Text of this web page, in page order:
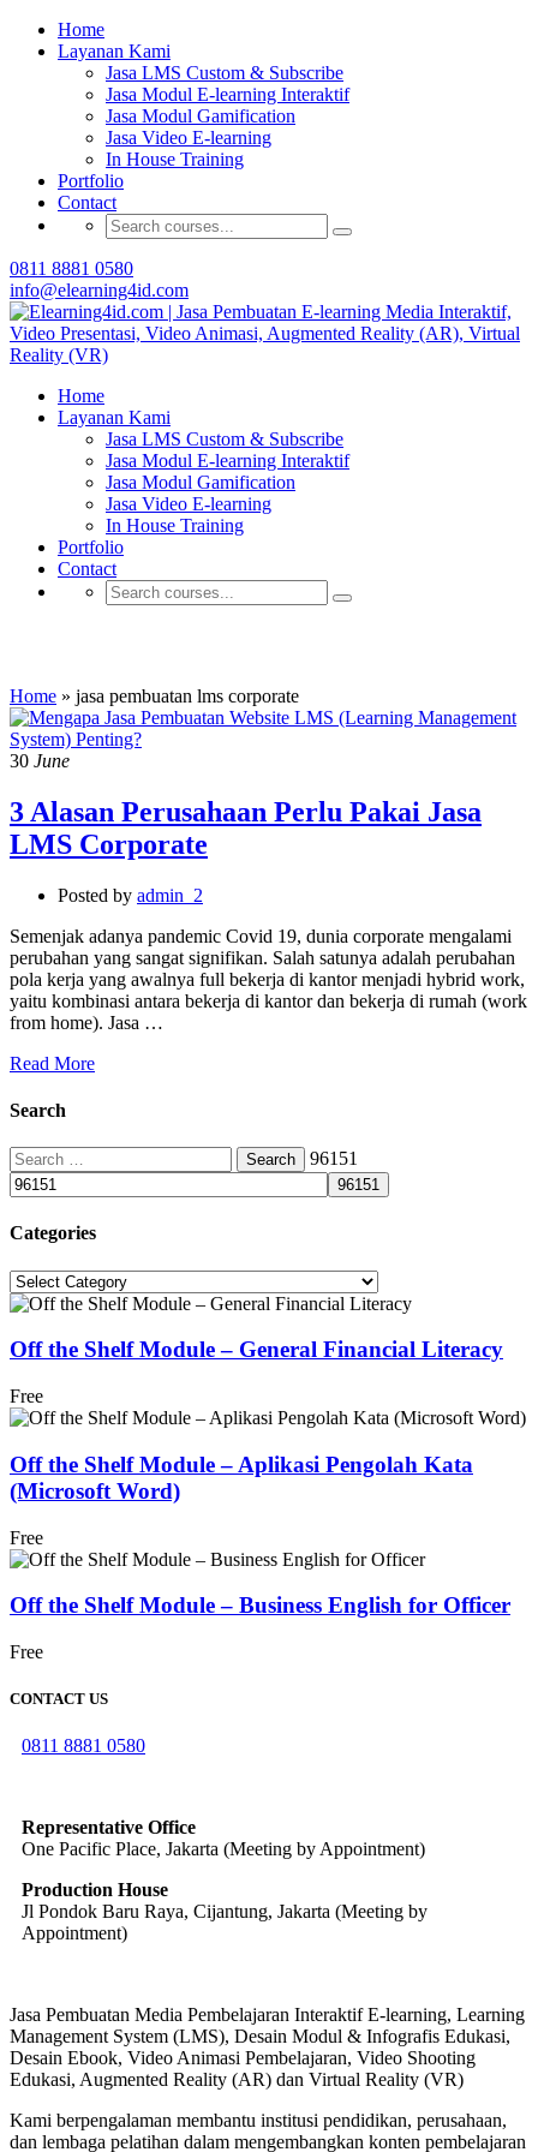
Home
Layanan Kami
Jasa LMS Custom & Subscribe
Jasa Modul E-learning Interaktif
Jasa Modul Gamification
Jasa Video E-learning
In House Training
Portfolio
Contact
0811 8881 0580
info@elearning4id.com
Home
Layanan Kami
Jasa LMS Custom & Subscribe
Jasa Modul E-learning Interaktif
Jasa Modul Gamification
Jasa Video E-learning
In House Training
Portfolio
Contact
Home » jasa pembuatan lms corporate
30 June
3 Alasan Perusahaan Perlu Pakai Jasa
LMS Corporate
Posted by admin_2
Semenjak adanya pandemic Covid 19, dunia corporate mengalami
perubahan yang sangat signifikan. Salah satunya adalah perubahan
pola kerja yang awalnya full bekerja di kantor menjadi hybrid work,
yaitu kombinasi antara bekerja di kantor dan bekerja di rumah (work
from home). Jasa …
Read More
Search
Search
for:
96151
Categories
Categories
Off the Shelf Module – General Financial Literacy
Free
Off the Shelf Module – Aplikasi Pengolah Kata
(Microsoft Word)
Free
Off the Shelf Module – Business English for Officer
Free
CONTACT US
0811 8881 0580
Representative Office
One Pacific Place, Jakarta (Meeting by Appointment)
Production House
Jl Pondok Baru Raya, Cijantung, Jakarta (Meeting by
Appointment)
Jasa Pembuatan Media Pembelajaran Interaktif E-learning, Learning
Management System (LMS), Desain Modul & Infografis Edukasi,
Desain Ebook, Video Animasi Pembelajaran, Video Shooting
Edukasi, Augmented Reality (AR) dan Virtual Reality (VR)
Kami berpengalaman membantu institusi pendidikan, perusahaan,
dan lembaga pelatihan dalam mengembangkan konten pembelajaran
Buat Modul E-learning & LMS Anda Semakin
Menarik dengan Gamification
Hubungi Tim Elearning4id